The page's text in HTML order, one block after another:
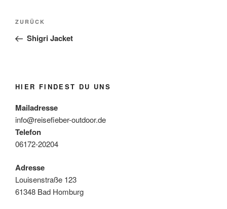
Beitragsnavigation
Vorheriger
Beitrag
ZURÜCK
Shigri Jacket
HIER FINDEST DU UNS
Mailadresse
info@reisefieber-outdoor.de
Telefon
06172-20204
Adresse
Louisenstraße 123
61348 Bad Homburg